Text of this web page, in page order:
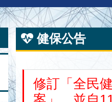
健保公告
修訂「全民